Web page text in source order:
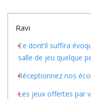
Ravi
Ce dont’il suffira
salle de jeu quelque
Réceptionnez nos
Les jeux offertes par